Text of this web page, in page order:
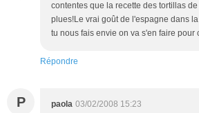
contentes que la recette des tortillas
plues!Le vrai goût de l'espagne dans
tu nous fais envie on va s'en faire pour
Répondre
P paola 03/02/2008 15:23